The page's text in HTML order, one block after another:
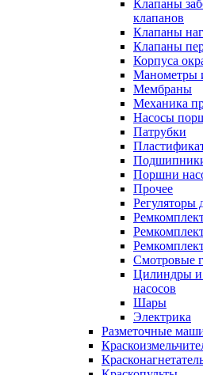
Клапаны
клапанов
Клапаны
Клапаны
Корпуса
Манометры
Мембраны
Механика
Насосы
Патрубки
Поршни
Прочее
Регуляторы
Смотровые
Цилиндры и
насосов
Шары
Электрика
Разметочные